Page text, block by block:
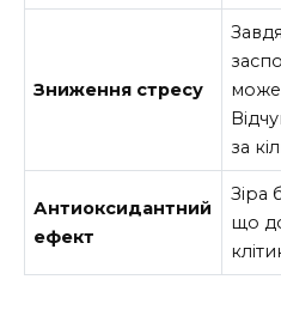
Зниження стресу
може
за
Антиоксидантний
ефект
Зіра
що